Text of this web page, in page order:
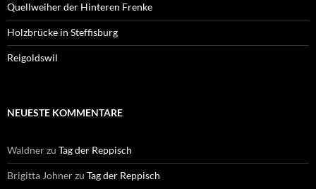
Quellweiher der Hinteren Frenke
Holzbrücke in Steffisburg
Reigoldswil
NEUESTE KOMMENTARE
Waldnerzu Tag der Reppisch
Brigitta Johnerzu Tag der Reppisch